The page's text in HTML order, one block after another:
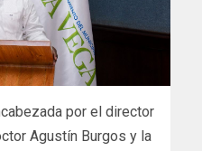
por el director
Agustín Burgos y la